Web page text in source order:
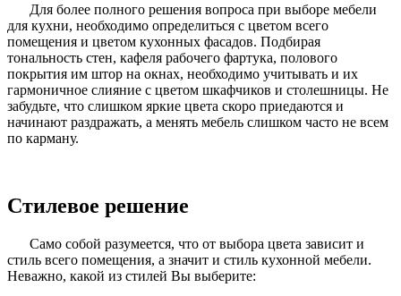
Для более полного решения вопроса при выборе мебели
для кухни, необходимо определиться с цветом всего
помещения и цветом кухонных фасадов. Подбирая
тональность стен, кафеля рабочего фартука, полового
покрытия им штор на окнах, необходимо учитывать и их
гармоничное слияние с цветом шкафчиков и столешницы. Не
забудьте, что слишком яркие цвета скоро приедаются и
начинают раздражать, а менять мебель слишком часто не всем
по карману.
Стилевое решение
Само собой разумеется, что от выбора цвета зависит и
стиль всего помещения, а значит и стиль кухонной мебели.
Неважно, какой из стилей Вы выберите: